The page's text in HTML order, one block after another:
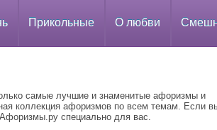
Прикольные О любви
самые лучшие и знаменитые афоризмы и
коллекция афоризмов по всем темам. Если
специально для вас.